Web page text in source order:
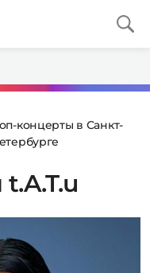
концерты в Санкт-